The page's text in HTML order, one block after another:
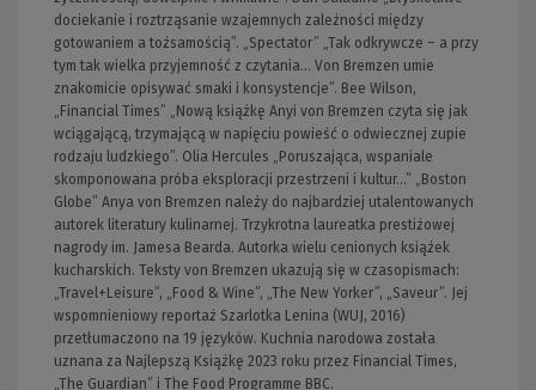
dociekanie i roztrząsanie wzajemnych zależności między
gotowaniem a tożsamością”. „Spectator” „Tak odkrywcze – a przy
tym tak wielka przyjemność z czytania… Von Bremzen umie
znakomicie opisywać smaki i konsystencje”. Bee Wilson,
„Financial Times” „Nową książkę Anyi von Bremzen czyta się jak
wciągającą, trzymającą w napięciu powieść o odwiecznej zupie
rodzaju ludzkiego”. Olia Hercules „Poruszająca, wspaniale
skomponowana próba eksploracji przestrzeni i kultur…” „Boston
Globe” Anya von Bremzen należy do najbardziej utalentowanych
autorek literatury kulinarnej. Trzykrotna laureatka prestiżowej
nagrody im. Jamesa Bearda. Autorka wielu cenionych książek
kucharskich. Teksty von Bremzen ukazują się w czasopismach:
„Travel+Leisure”, „Food & Wine”, „The New Yorker”, „Saveur”. Jej
wspomnieniowy reportaż Szarlotka Lenina (WUJ, 2016)
przetłumaczono na 19 języków. Kuchnia narodowa została
uznana za Najlepszą Książkę 2023 roku przez Financial Times,
„The Guardian” i The Food Programme BBC.